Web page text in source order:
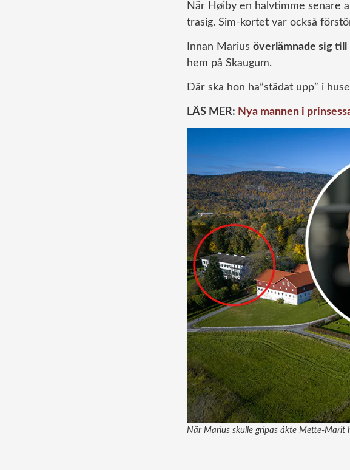
När Høiby en halvtimme senare
trasig. Sim-kortet var också
Innan Marius överlämnade sig till
hem på Skaugum.
Där ska hon ha”städat upp” i
LÄS MER: Nya mannen i
När Marius skulle gripas åkte Mette-Marit